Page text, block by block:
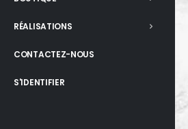
RÉALISATIONS
CONTACTEZ-NOUS
S'IDENTIFIER